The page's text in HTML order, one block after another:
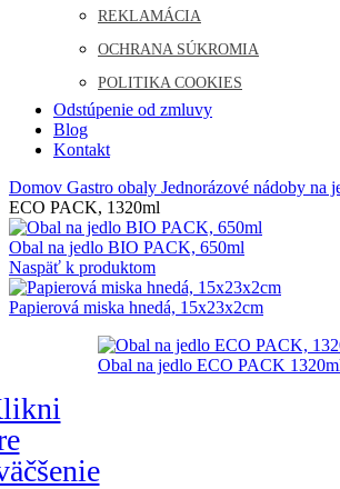
REKLAMÁCIA
OCHRANA SÚKROMIA
POLITIKA COOKIES
Odstúpenie od zmluvy
Blog
Kontakt
Domov Gastro obaly Jednorázové nádoby na
ECO PACK, 1320ml
Obal na jedlo BIO PACK, 650ml
bola:
21939,00 €.
je:
19077,00 €.
Naspäť k produktom
Papierová miska hnedá, 15x23x2cmPôvodná
bola:
9612,00 €.
Aktuálna
je:
8358,00 €.